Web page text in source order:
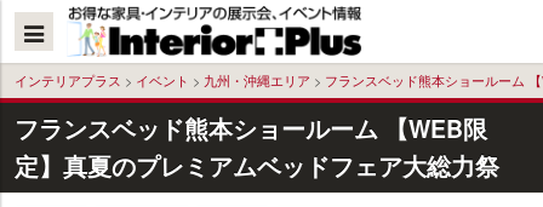
へ
インテリアプラス > イベント > 九州・沖縄エリア > フランスベッド熊本ショールーム
フランスベッド熊本ショールーム 【WEB限
定】真夏のプレミアムベッドフェア大総力祭